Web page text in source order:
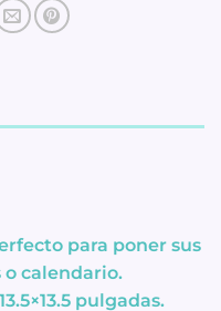
para poner sus
o calendario.
pulgadas.